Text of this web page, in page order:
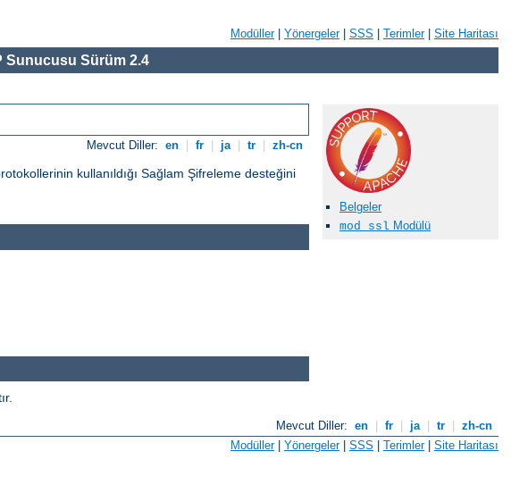
Modüller| Yönergeler| SSS Terimler| Site Haritası
Sunucusu Sürüm 2.4
Mevcut Diller: en fr ja tr zh-cn
kullanıldığı Sağlam Şifreleme desteğini
Belgeler
mod_ssl Modülü
Mevcut Diller: en fr ja tr
zh-cn
Modüller| Yönergeler| SSS Terimler| Site Haritası